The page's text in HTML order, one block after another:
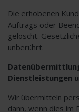
Die erhobenen
Auftrags oder
gelöscht.
unberührt.
Dienstleistungen
Wir übermitteln
dann, wenn dies im